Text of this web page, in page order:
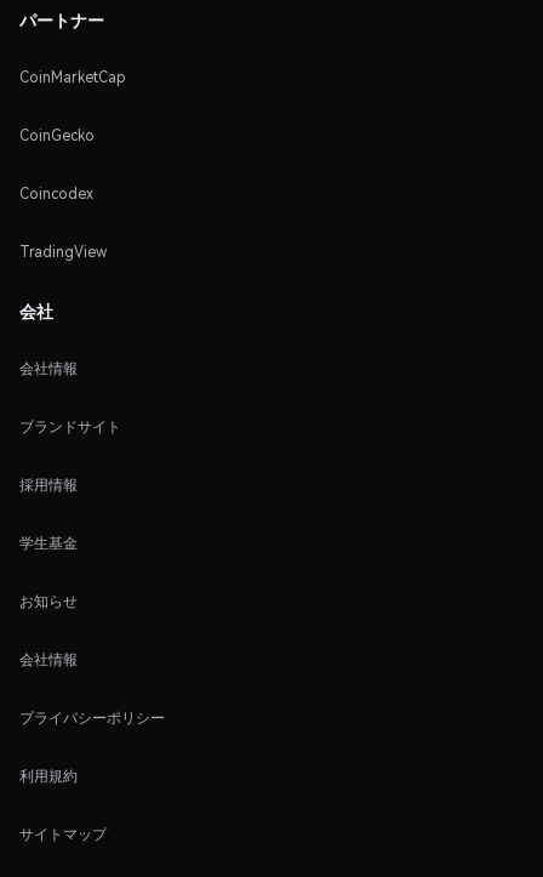
パートナー
CoinMarketCap
CoinGecko
Coincodex
TradingView
会社
会社情報
ブランドサイト
採用情報
学生基金
お知らせ
会社情報
プライバシーポリシー
利用規約
サイトマップ